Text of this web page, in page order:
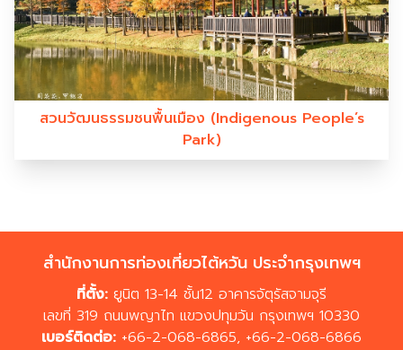
สวนวัฒนธรรมชนพื้นเมือง (Indigenous People’s
Park)
สำนักงานการท่องเที่ยวไต้หวัน ประจำกรุงเทพฯ
ที่ตั้ง: ยูนิต 13-14 ชั้น12 อาคารจัตุรัสจามจุรี
เลขที่ 319 ถนนพญาไท แขวงปทุมวัน กรุงเทพฯ 10330
เบอร์ติดต่อ: +66-2-068-6865, +66-2-068-6866